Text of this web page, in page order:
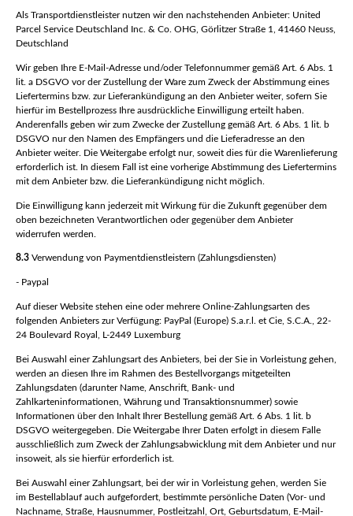
Als Transportdienstleister nutzen wir den nachstehenden Anbieter: United
Parcel Service Deutschland Inc. & Co. OHG, Görlitzer Straße 1, 41460 Neuss,
Deutschland
Wir geben Ihre E-Mail-Adresse und/oder Telefonnummer gemäß Art. 6 Abs. 1
lit. a DSGVO vor der Zustellung der Ware zum Zweck der Abstimmung eines
Liefertermins bzw. zur Lieferankündigung an den Anbieter weiter, sofern Sie
hierfür im Bestellprozess Ihre ausdrückliche Einwilligung erteilt haben.
Anderenfalls geben wir zum Zwecke der Zustellung gemäß Art. 6 Abs. 1 lit. b
DSGVO nur den Namen des Empfängers und die Lieferadresse an den
Anbieter weiter. Die Weitergabe erfolgt nur, soweit dies für die Warenlieferung
erforderlich ist. In diesem Fall ist eine vorherige Abstimmung des Liefertermins
mit dem Anbieter bzw. die Lieferankündigung nicht möglich.
Die Einwilligung kann jederzeit mit Wirkung für die Zukunft gegenüber dem
oben bezeichneten Verantwortlichen oder gegenüber dem Anbieter
widerrufen werden.
8.3 Verwendung von Paymentdienstleistern (Zahlungsdiensten)
- Paypal
Auf dieser Website stehen eine oder mehrere Online-Zahlungsarten des
folgenden Anbieters zur Verfügung: PayPal (Europe) S.a.r.l. et Cie, S.C.A., 22-
24 Boulevard Royal, L-2449 Luxemburg
Bei Auswahl einer Zahlungsart des Anbieters, bei der Sie in Vorleistung gehen,
werden an diesen Ihre im Rahmen des Bestellvorgangs mitgeteilten
Zahlungsdaten (darunter Name, Anschrift, Bank- und
Zahlkarteninformationen, Währung und Transaktionsnummer) sowie
Informationen über den Inhalt Ihrer Bestellung gemäß Art. 6 Abs. 1 lit. b
DSGVO weitergegeben. Die Weitergabe Ihrer Daten erfolgt in diesem Falle
ausschließlich zum Zweck der Zahlungsabwicklung mit dem Anbieter und nur
insoweit, als sie hierfür erforderlich ist.
Bei Auswahl einer Zahlungsart, bei der wir in Vorleistung gehen, werden Sie
im Bestellablauf auch aufgefordert, bestimmte persönliche Daten (Vor- und
Nachname, Straße, Hausnummer, Postleitzahl, Ort, Geburtsdatum, E-Mail-